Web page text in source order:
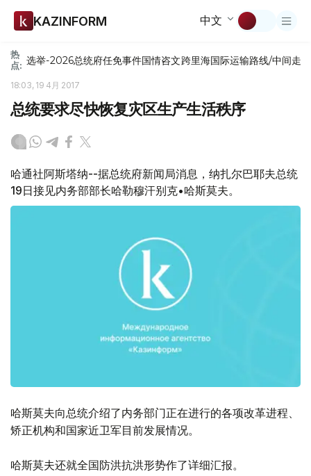
KAZINFORM 中文
热
点: 选举-2026总统府任免事件国情咨文跨里海国际运输路线/中间走廊
18:03, 19 4月 2017
总统要求尽快恢复灾区生产生活秩序
哈通社阿斯塔纳--据总统府新闻局消息，纳扎尔巴耶夫总统
19日接见内务部部长哈勒穆汗别克•哈斯莫夫。
哈斯莫夫向总统介绍了内务部门正在进行的各项改革进程、
矫正机构和国家近卫军目前发展情况。
哈斯莫夫还就全国防洪抗洪形势作了详细汇报。